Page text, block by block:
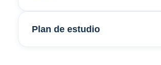
Plan de estudio